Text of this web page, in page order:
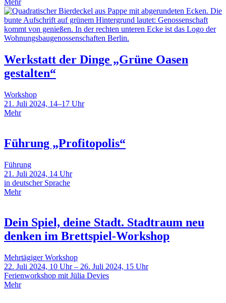
Mehr
Werkstatt der Dinge „Grüne Oasen
gestalten“
Workshop
21. Juli 2024, 14–17 Uhr
Mehr
Führung „Profitopolis“
Führung
21. Juli 2024, 14 Uhr
in deutscher Sprache
Mehr
Dein Spiel, deine Stadt. Stadtraum neu
denken im Brettspiel-Workshop
Mehrtägiger Workshop
22. Juli 2024, 10 Uhr – 26. Juli 2024, 15 Uhr
Ferienworkshop mit Jülia Devies
Mehr